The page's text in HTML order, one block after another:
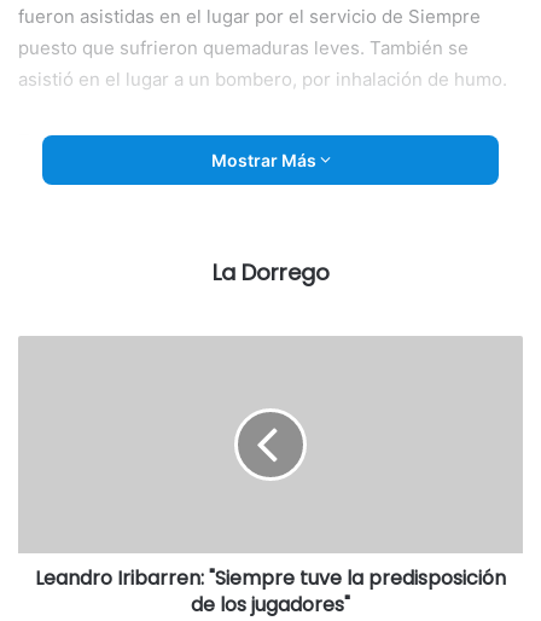
fueron asistidas en el lugar por el servicio de Siempre
puesto que sufrieron quemaduras leves. También se
asistió en el lugar a un bombero, por inhalación de humo.
También trabajaron en el lugar personal policial y Defensa
Civil.
Mostrar Más
La Dorrego
Leandro Iribarren: "Siempre tuve la predisposición
de los jugadores"